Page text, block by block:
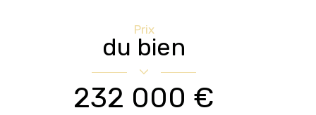
Prix
du bien
232 000 €